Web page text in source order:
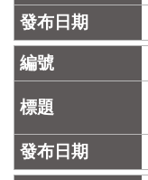
市
鄰
長
名